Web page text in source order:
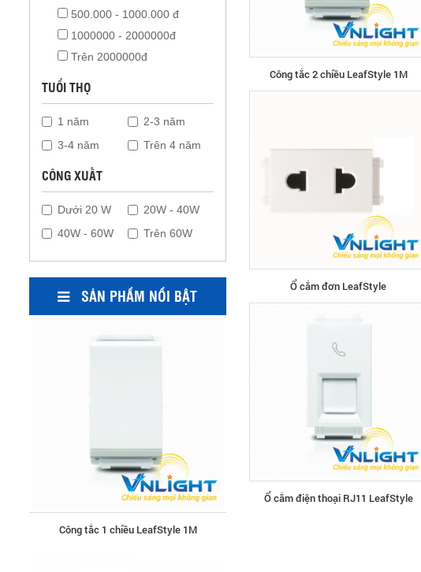
Công tắc 2 chiều LeafStyle 1M
Ổ cắm đơn LeafStyle
Ổ cắm điện thoại RJ11 LeafStyle
500.000 - 1000.000 đ
1000000 - 2000000đ
Trên 2000000đ
TUỔI THỌ
1 năm
2-3 năm
3-4 năm
Trên 4 năm
CÔNG XUẤT
Dưới 20 W
20W - 40W
40W - 60W
Trên 60W
SẢN PHẨM NỔI BẬT
Ổ cắm âm sàn LeafStyle
Công tắc 1 chiều LeafStyle 1M